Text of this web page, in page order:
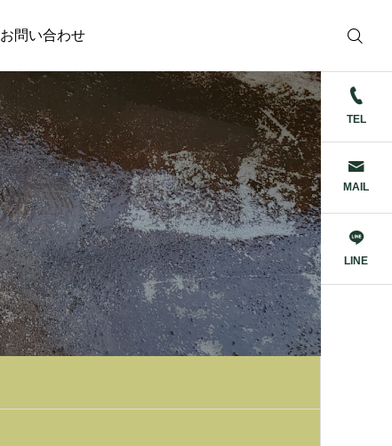
お問い合わせ
TEL
MAIL
LINE